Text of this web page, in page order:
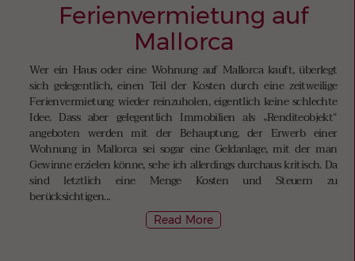
Ferienvermietung auf
Mallorca
Wer ein Haus oder eine Wohnung auf Mallorca kauft, überlegt
sich gelegentlich, einen Teil der Kosten durch eine zeitweilige
Ferienvermietung wieder reinzuholen, eigentlich keine schlechte
Idee. Dass aber gelegentlich Immobilien als „Renditeobjekt“
angeboten werden mit der Behauptung, der Erwerb einer
Wohnung in Mallorca sei sogar eine Geldanlage, mit der man
Gewinne erzielen könne, sehe ich allerdings durchaus kritisch. Da
sind letztlich eine Menge Kosten und Steuern zu
berücksichtigen...
Read More